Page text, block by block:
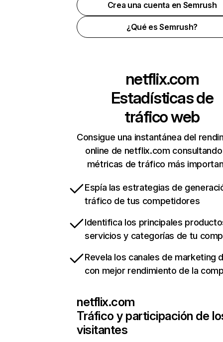
Crea una cuenta en Semrush
¿Qué es Semrush?
netflix.com
Estadísticas de
tráfico web
Consigue una instantánea del
online de netflix.com
métricas de tráfico más
Espía las estrategias de
tráfico de tus competidores
Identifica los principales
servicios y categorías de tu
Revela los canales de marketing
con mejor rendimiento de la
netflix.com
Tráfico y participación de
visitantes